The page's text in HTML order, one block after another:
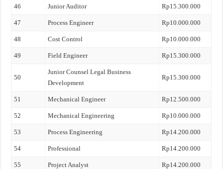
46 Junior Auditor Rp15.300.000
47 Process Engineer Rp10.000.000
48 Cost Control Rp10.000.000
49 Field Engineer Rp15.300.000
50
Junior Counsel Legal Business
Development
Rp15.300.000
51 Mechanical Engineer Rp12.500.000
52 Mechanical Engineering Rp10.000.000
53 Process Engineering Rp14.200.000
54 Professional Rp14.200.000
55 Project Analyst Rp14.200.000